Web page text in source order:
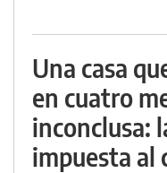
Una casa
en cuatro
inconclusa:
impuesta al